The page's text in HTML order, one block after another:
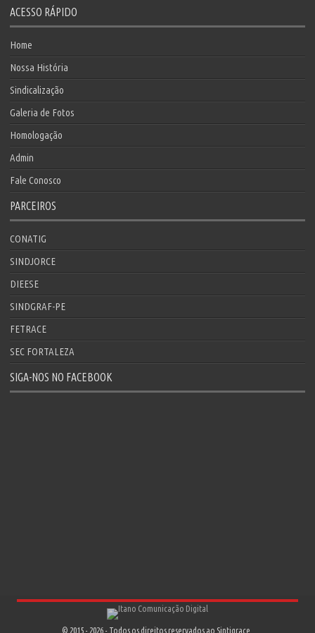
ACESSO RÁPIDO
Home
Nossa História
Sindicalização
Galeria de Fotos
Homologação
Admin
Fale Conosco
PARCEIROS
CONATIG
SINDJORCE
DIEESE
SINDGRAF-PE
FETRACE
SEC FORTALEZA
SIGA-NOS NO FACEBOOK
© 2015 - 2026 - Todos os direitos reservados ao Sintigrace.